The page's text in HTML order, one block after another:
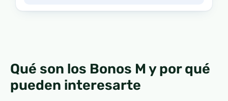
Qué son los Bonos M y por qué
pueden interesarte